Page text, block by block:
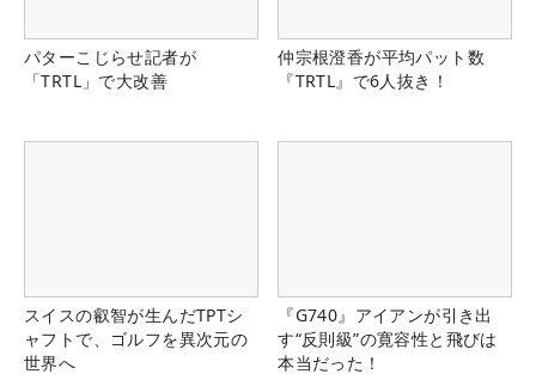
パターこじらせ記者が
「TRTL」で大改善
仲宗根澄香が平均パット数
『TRTL』で6人抜き！
スイスの叡智が生んだTPTシ
ャフトで、ゴルフを異次元の
世界へ
『G740』アイアンが引き出
す“反則級”の寛容性と飛びは
本当だった！